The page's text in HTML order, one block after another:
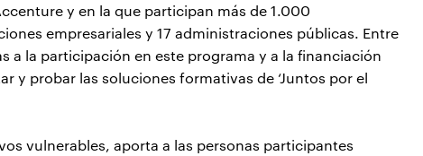
y en la que participan más de 1.000
empresariales y 17 administraciones públicas. Entre
a la participación en este programa y a la financiación
y probar las soluciones formativas de ‘Juntos por el
vulnerables, aporta a las personas participantes